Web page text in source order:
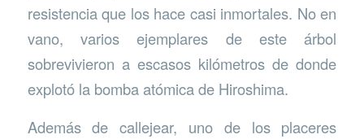
resistencia que los hace casi inmortales. No en
vano, varios ejemplares de este árbol
sobrevivieron a escasos kilómetros de donde
explotó la bomba atómica de Hiroshima.
Además de callejear, uno de los placeres